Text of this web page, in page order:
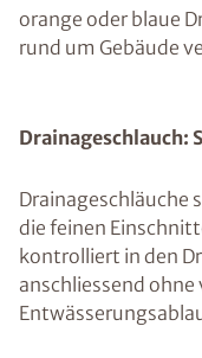
orange oder blaue
rund um Gebäude
Drainageschlauch:
Drainageschläuche
die feinen
kontrolliert in den
anschliessend